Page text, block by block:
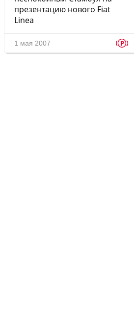
презентацию нового Fiat
Linea
1 мая 2007 p